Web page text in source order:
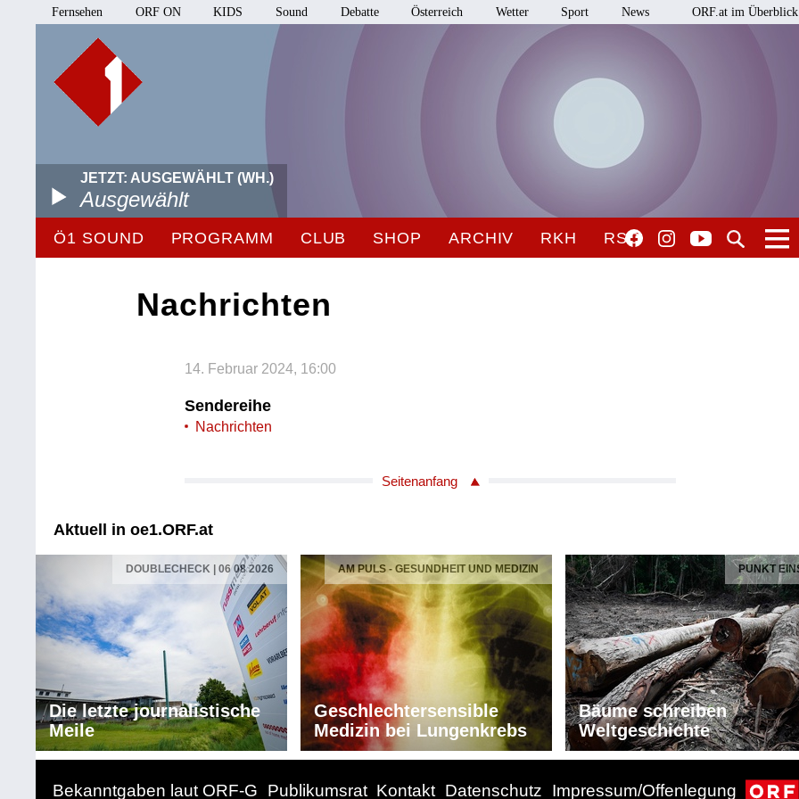
Fernsehen ORF ON KIDS Sound Debatte Österreich Wetter Sport News ORF.at im Überblick
JETZT: AUSGEWÄHLT (WH.)
Ausgewählt
Ö1 SOUND PROGRAMM CLUB SHOP ARCHIV RKH RSO
Nachrichten
14. Februar 2024, 16:00
Sendereihe
Nachrichten
Seitenanfang
Aktuell in oe1.ORF.at
DOUBLECHECK | 06 08 2026
Die letzte journalistische
Meile
AM PULS - GESUNDHEIT UND MEDIZIN
Geschlechtersensible
Medizin bei Lungenkrebs
PUNKT
Bäume schreiben
Weltgeschichte
Bekanntgaben laut ORF-G Publikumsrat Kontakt Datenschutz Impressum/Offenlegung